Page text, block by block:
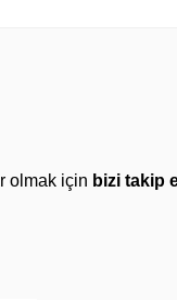
olmak için bizi takip